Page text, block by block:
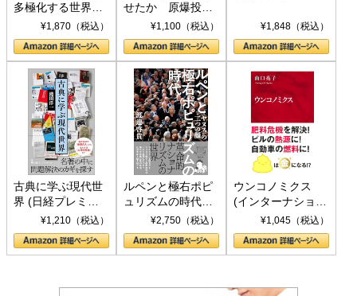
多極化する世界：
トランプとBRICS
の挑戦
¥1,870（税込）
せたか 原爆投
下、ソ連参戦、そ
して聖断 (PHP新
書)
¥1,100（税込） ¥1,848（税込）
古典に学ぶ現代世
界 (日経プレミア
シリーズ)¥1,210（税込）
ルペンと極右ポピ
ュリズムの時代：
〈ヤヌス〉の二つ
の顔
¥2,750（税込）
ウンコノミクス
(インターナショナ
ル新書)¥1,045（税込）